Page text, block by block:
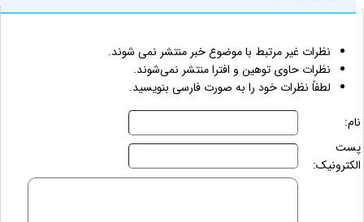
نظرات غیر مرتبط با موضوع خبر منتشر نمی شوند.
نظرات حاوی توهین و افترا منتشر نمی‌شوند.
لطفاً نظرات خود را به صورت فارسی بنویسید.
نام:
پست
الکترونیک: